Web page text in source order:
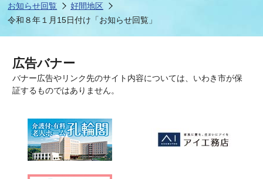
お知らせ回覧
好間地区
令和８年１月15日付け「お知らせ回覧」
広告バナー
バナー広告やリンク先のサイト内容については、いわき市が保
証するものではありません。